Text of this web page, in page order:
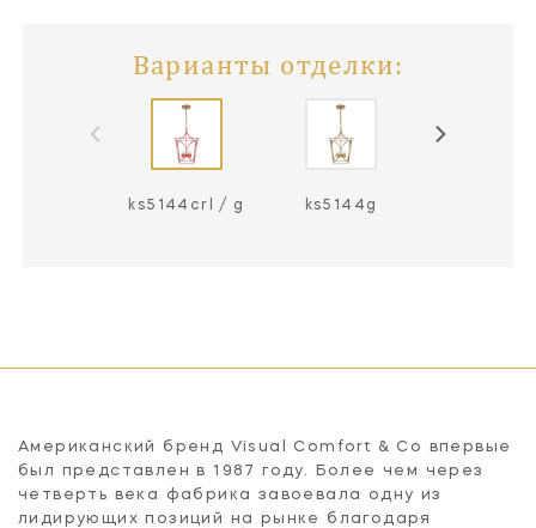
Варианты отделки:
ks5144crl / g ks5144g
Американский бренд Visual Comfort & Co впервые
был представлен в 1987 году. Более чем через
четверть века фабрика завоевала одну из
лидирующих позиций на рынке благодаря